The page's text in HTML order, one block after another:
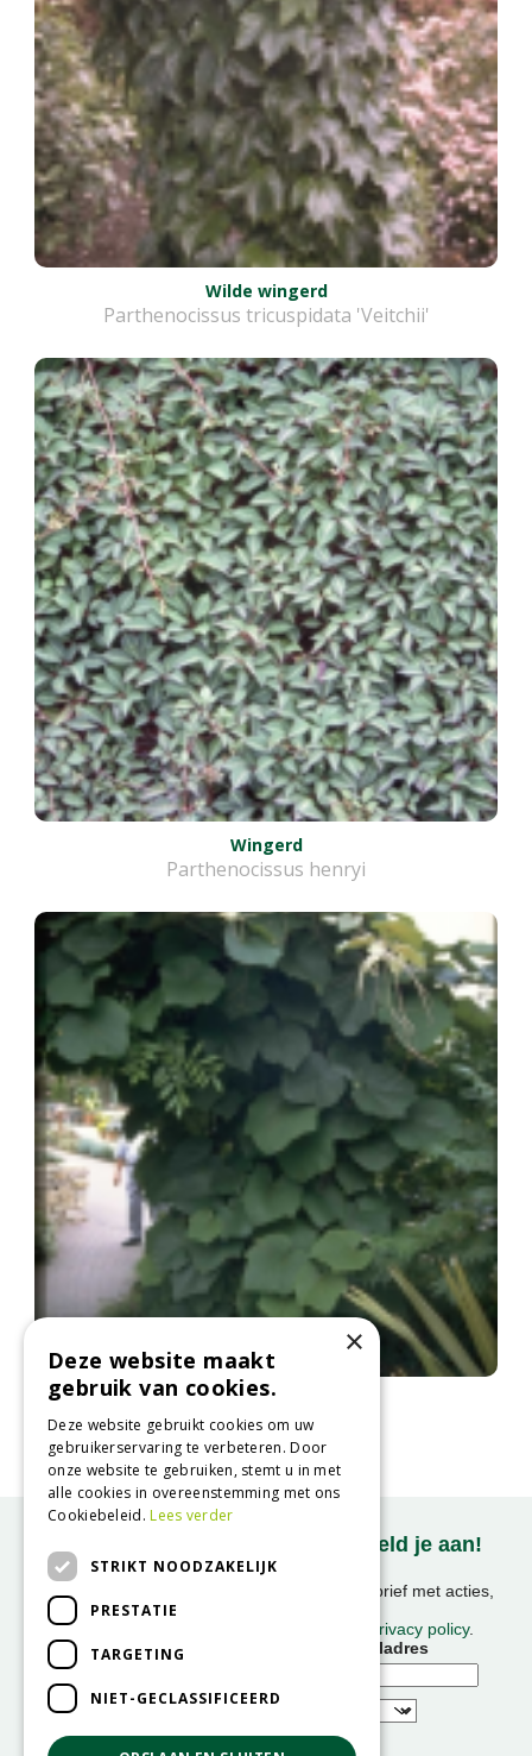
Wilde wingerd
Parthenocissus tricuspidata 'Veitchii'
Wingerd
Parthenocissus henryi
Japanse wijnstok
Vitis coignetiae
Onze nieuwsbrief ontvangen? Meld je aan!
Ontvang ongeveer 1x per week onze nieuwsbrief met acties,
We slaan uw gegevens op conform onze
privacy policy.
Voornaam
E-mailadres
×
Deze website maakt
gebruik van cookies.
Deze website gebruikt cookies om uw
gebruikerservaring te verbeteren. Door
onze website te gebruiken, stemt u in met
alle cookies in overeenstemming met ons
Cookiebeleid.Lees verder
STRIKT NOODZAKELIJK
PRESTATIE
TARGETING
NIET-GECLASSIFICEERD